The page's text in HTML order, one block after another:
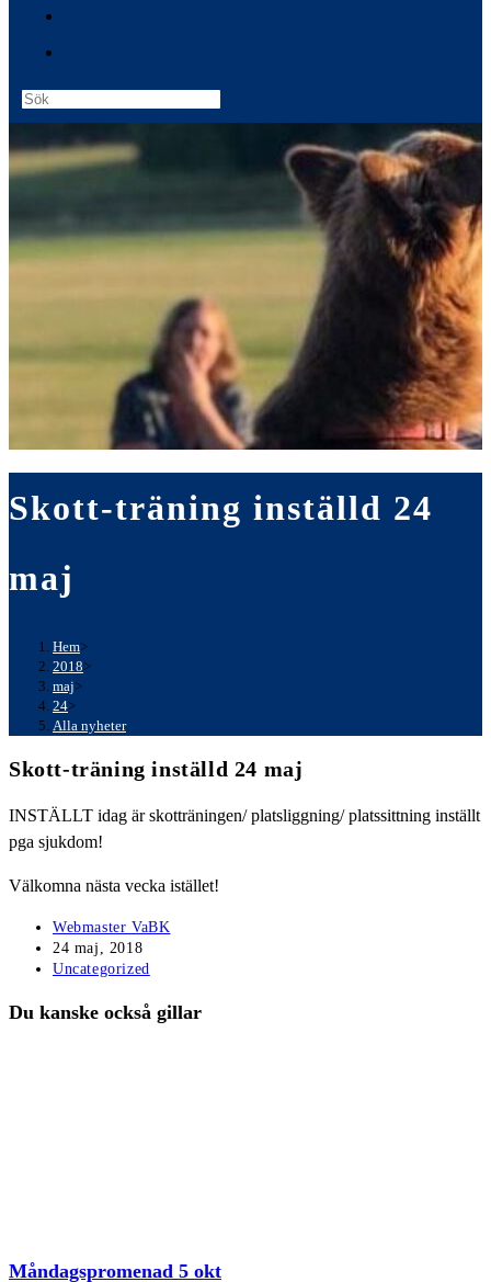
Escape
close
search
Skott-träning inställd 24
maj
Hem>
2018>
maj>
24>
Alla nyheter
Skott-träning inställd 24 maj
INSTÄLLT idag är skotträningen/ platsliggning/ platssittning inställt
pga sjukdom!
Välkomna nästa vecka istället!
Inläggsförfattare:
Webmaster VaBK
Inlägget
publicerat:
24 maj, 2018
Inläggskategori:
Uncategorized
Du kanske också gillar
Måndagspromenad 5 okt